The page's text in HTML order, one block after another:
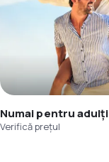
Numai pentru adulți
Verifică prețul